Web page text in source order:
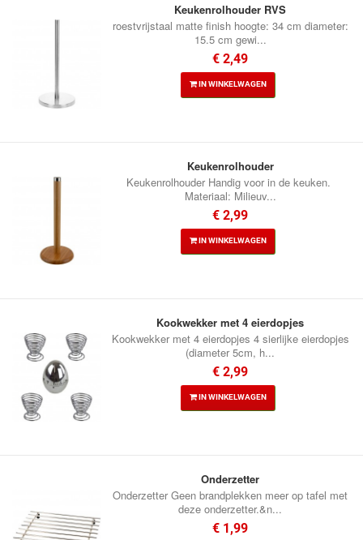
Keukenrolhouder RVS
roestvrijstaal matte finish hoogte: 34 cm diameter:
15.5 cm gewi...
€ 2,49
IN WINKELWAGEN
Keukenrolhouder
Keukenrolhouder Handig voor in de keuken.
Materiaal: Milieuv...
€ 2,99
IN WINKELWAGEN
Kookwekker met 4 eierdopjes
Kookwekker met 4 eierdopjes 4 sierlijke eierdopjes
(diameter 5cm, h...
€ 2,99
IN WINKELWAGEN
Onderzetter
Onderzetter Geen brandplekken meer op tafel met
deze onderzetter.&n...
€ 1,99